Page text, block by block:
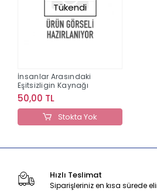
Tükendi
İnsanlar Arasındaki
Eşitsizligin Kaynağı
50,00 TL
Stokta Yok
Hızlı Teslimat
Siparişleriniz en kısa sürede